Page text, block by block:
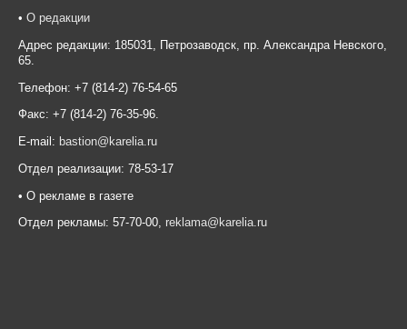
• О редакции
Адрес редакции: 185031, Петрозаводск, пр. Александра Невского,
65.
Телефон: +7 (814-2) 76-54-65
Факс: +7 (814-2) 76-35-96.
E-mail: bastion@karelia.ru
Отдел реализации: 78-53-17
• О рекламе в газете
Отдел рекламы: 57-70-00, reklama@karelia.ru